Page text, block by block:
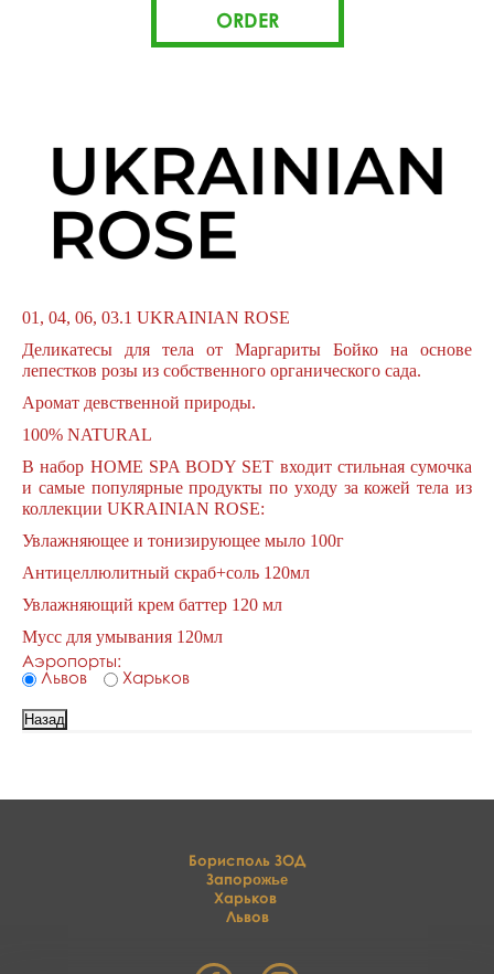
01, 04, 06, 03.1 UKRAINIAN ROSE
Деликатесы для тела от Маргариты Бойко на основе
лепестков розы из собственного органического сада.
Аромат девственной природы.
100% NATURAL
В набор HOME SPA BODY SET входит стильная сумочка
и самые популярные продукты по уходу за кожей тела из
коллекции UKRAINIAN ROSE:
Увлажняющее и тонизирующее мыло 100г
Антицеллюлитный скраб+соль 120мл
Увлажняющий крем баттер 120 мл
Мусс для умывания 120мл
Аэропорты:
Львов
Харьков
Борисполь ЗОД
Запорожье
Харьков
Львов